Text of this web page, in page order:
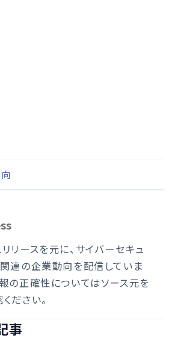
リースを元に、サイバーセキュ
関連の企業動向を配信していま
の正確性についてはソース元を
ださい。
事